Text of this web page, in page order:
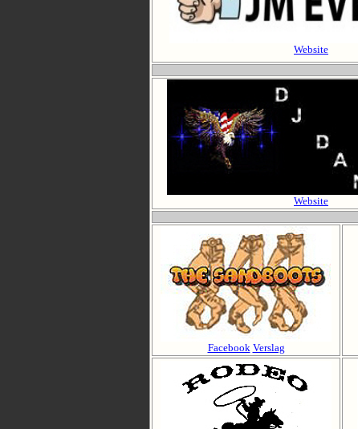
Website
Website
Facebook Verslag